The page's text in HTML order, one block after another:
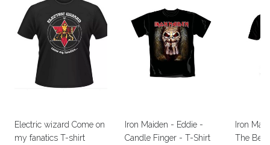
Electric wizard Come on
my fanatics T-shirt
Iron Maiden - Eddie -
Candle Finger - T-Shirt
Iron
The